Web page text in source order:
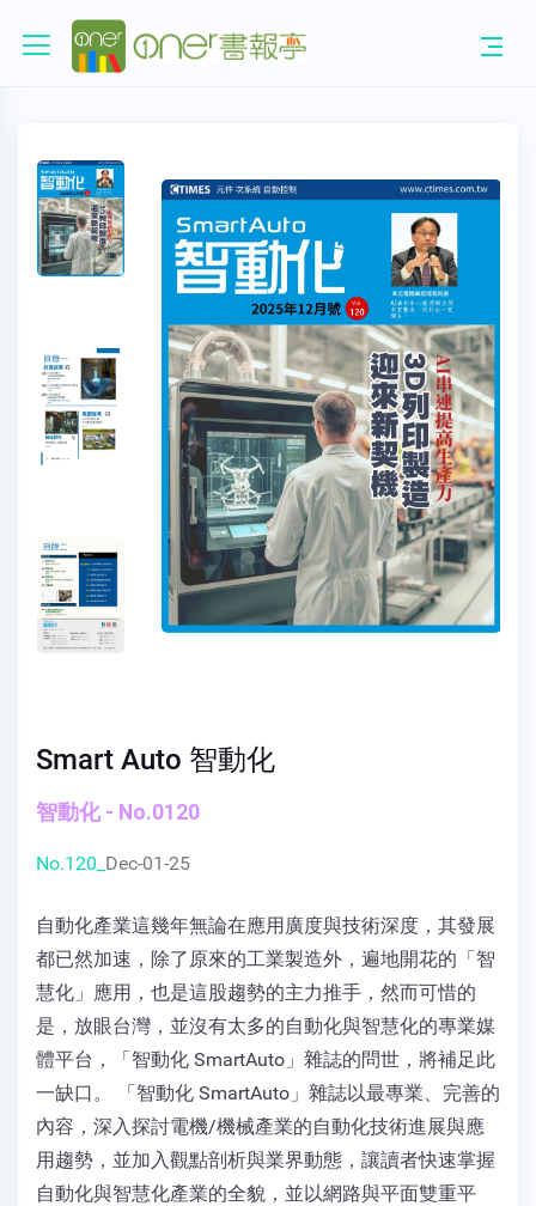
Smart Auto 智動化
智動化 - No.0120
No.120_ Dec-01-25
自動化產業這幾年無論在應用廣度與技術深度，其發展
都已然加速，除了原來的工業製造外，遍地開花的「智
慧化」應用，也是這股趨勢的主力推手，然而可惜的
是，放眼台灣，並沒有太多的自動化與智慧化的專業媒
體平台，「智動化 SmartAuto」雜誌的問世，將補足此
一缺口。 「智動化 SmartAuto」雜誌以最專業、完善的
內容，深入探討電機/機械產業的自動化技術進展與應
用趨勢，並加入觀點剖析與業界動態，讓讀者快速掌握
自動化與智慧化產業的全貌，並以網路與平面雙重平